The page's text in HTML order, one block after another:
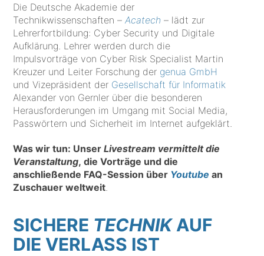
Die Deutsche Akademie der
Technikwissenschaften –Acatech – lädt zur
Lehrerfortbildung: Cyber Security und Digitale
Aufklärung. Lehrer werden durch die
Impulsvorträge von Cyber Risk Specialist Martin
Kreuzer und Leiter Forschung der genua GmbH
und Vizepräsident der Gesellschaft für Informatik
Alexander von Gernler über die besonderen
Herausforderungen im Umgang mit Social Media,
Passwörtern und Sicherheit im Internet aufgeklärt.
Was wir tun: UnserLivestream vermittelt die
Veranstaltung, die Vorträge und die
anschließende FAQ-Session über Youtube an
Zuschauer weltweit
SICHERE TECHNIKAUF
DIE VERLASS IST